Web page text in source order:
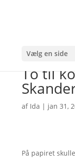
Vælg en side
To til
af Ida | jan 31,
På papiret